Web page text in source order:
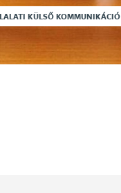
KÜLSŐ KOMMUNIKÁCIÓ